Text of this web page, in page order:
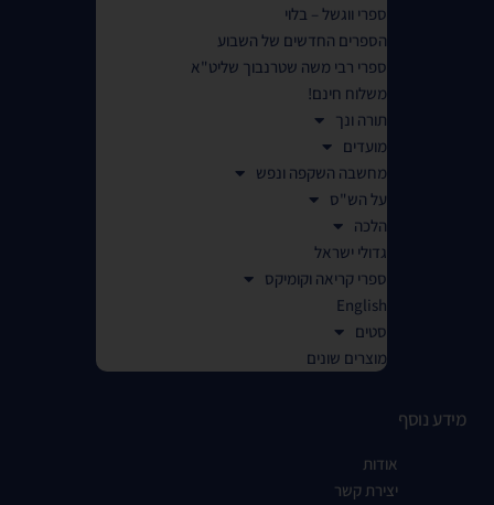
ספרי ווגשל – בלוי
הספרים החדשים של השבוע
ספרי רבי משה שטרנבוך שליט"א
משלוח חינם!
תורה ונך
מועדים
מחשבה השקפה ונפש
על הש"ס
הלכה
גדולי ישראל
ספרי קריאה וקומיקס
English
סטים
מוצרים שונים
מידע נוסף
אודות
יצירת קשר